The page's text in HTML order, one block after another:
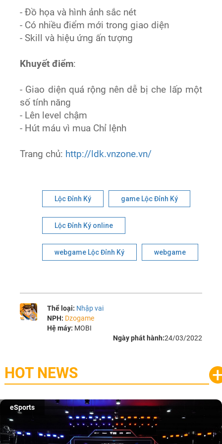
- Đồ họa và hình ảnh sắc nét
- Có nhiều điểm mới trong giao diện
- Skill và hiệu ứng ấn tượng
Khuyết điểm:
- Giao diện quá rộng nên dễ bị che lấp một
số tính năng
- Lên level chậm
- Hút máu vì mua Chỉ lệnh
Trang chủ: http://ldk.vnzone.vn/
Lộc Đỉnh Ký game Lộc Đỉnh Ký
Lộc Đỉnh Ký online
webgame Lộc Đỉnh Ký webgame
Thể loại: Nhập vai
NPH: Dzogame
Hệ máy: MOBI
Ngày phát hành:24/03/2022
HOT NEWS
Game mobile